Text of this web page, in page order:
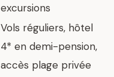
excursions
Vols réguliers, hôtel
4* en demi-pension,
accès plage privée